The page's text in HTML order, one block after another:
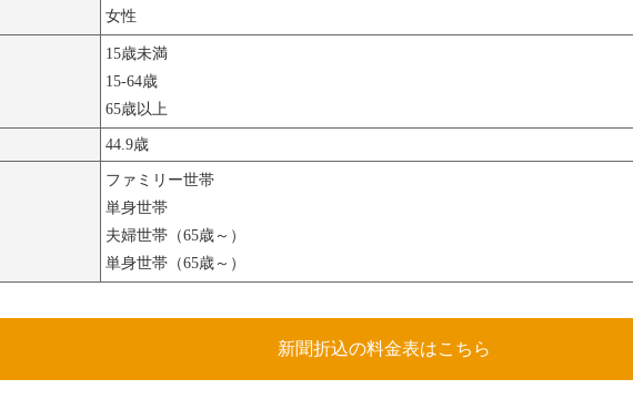
女性
15歳未満
15-64歳
65歳以上
44.9歳
ファミリー世帯
単身世帯
夫婦世帯（65歳～）
単身世帯（65歳～）
新聞折込の料金表はこちら